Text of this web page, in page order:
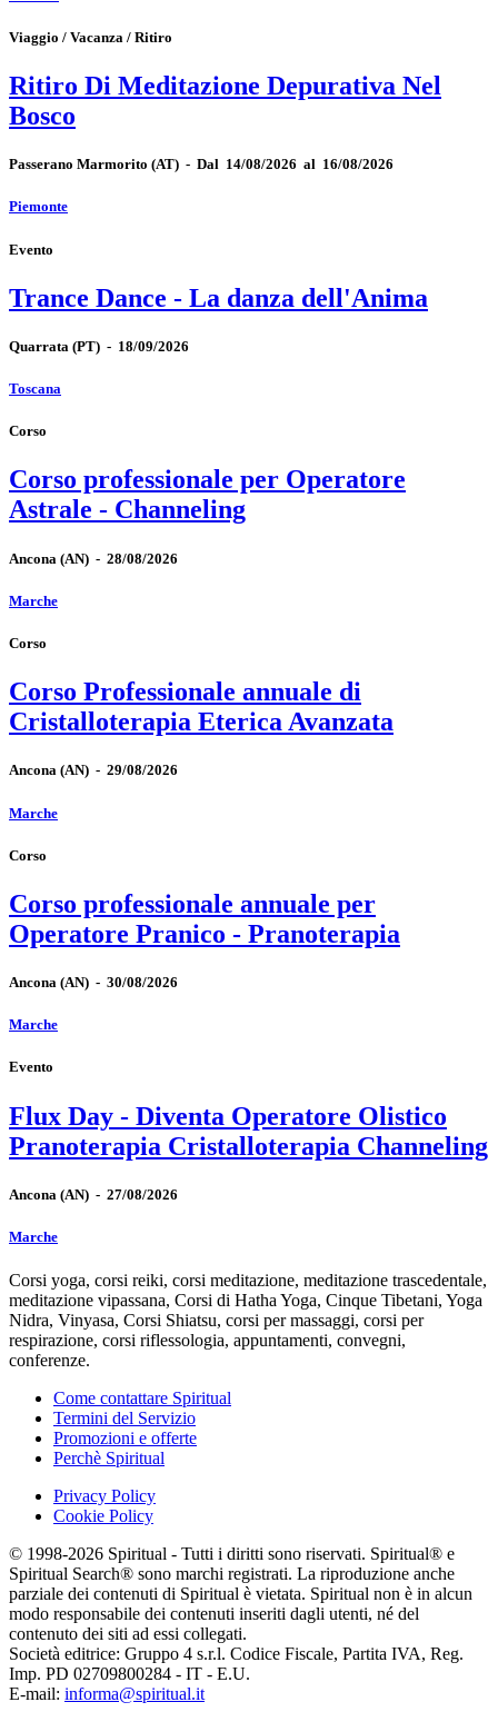
Viaggio / Vacanza / Ritiro
Ritiro Di Meditazione Depurativa Nel
Bosco
Passerano Marmorito (AT) - Dal 14/08/2026 al 16/08/2026
Piemonte
Evento
Trance Dance - La danza dell'Anima
Quarrata (PT) - 18/09/2026
Toscana
Corso
Corso professionale per Operatore
Astrale - Channeling
Ancona (AN) - 28/08/2026
Marche
Corso
Corso Professionale annuale di
Cristalloterapia Eterica Avanzata
Ancona (AN) - 29/08/2026
Marche
Corso
Corso professionale annuale per
Operatore Pranico - Pranoterapia
Ancona (AN) - 30/08/2026
Marche
Evento
Flux Day - Diventa Operatore Olistico
Pranoterapia Cristalloterapia Channeling
Ancona (AN) - 27/08/2026
Marche
Corsi yoga, corsi reiki, corsi meditazione, meditazione trascedentale,
meditazione vipassana, Corsi di Hatha Yoga, Cinque Tibetani, Yoga
Nidra, Vinyasa, Corsi Shiatsu, corsi per massaggi, corsi per
respirazione, corsi riflessologia, appuntamenti, convegni,
conferenze.
Come contattare Spiritual
Termini del Servizio
Promozioni e offerte
Perchè Spiritual
Privacy Policy
Cookie Policy
© 1998-2026 Spiritual - Tutti i diritti sono riservati. Spiritual® e
Spiritual Search® sono marchi registrati. La riproduzione anche
parziale dei contenuti di Spiritual è vietata. Spiritual non è in alcun
modo responsabile dei contenuti inseriti dagli utenti, né del
contenuto dei siti ad essi collegati.
Società editrice: Gruppo 4 s.r.l. Codice Fiscale, Partita IVA, Reg.
Imp. PD 02709800284 - IT - E.U.
E-mail: informa@spiritual.it